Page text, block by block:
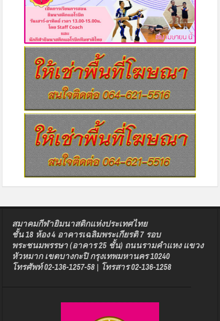
สมาคมกีฬายิมนาสติกแห่งประเทศไทย
ชั้น 18 ห้อง 4 อาคารเฉลิมพระเกียรติ 7 รอบ
พระชนมพรรษา (อาคาร 25 ชั้น) ถนนรามคำแหง แขวง
หัวหมาก เขตบางกะปิ กรุงเทพมหานคร 10240
โทรศัพท์ 02-136-1257-58 | โทรสาร 02-136-1258